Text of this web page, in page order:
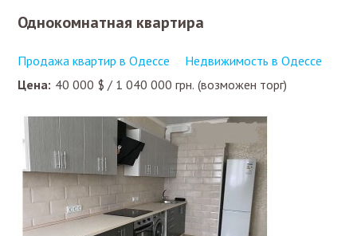
Однокомнатная квартира
Продажа квартир в Одессе
Недвижимость в Одессе
Цена: 40 000 $ / 1 040 000 грн. (возможен торг)